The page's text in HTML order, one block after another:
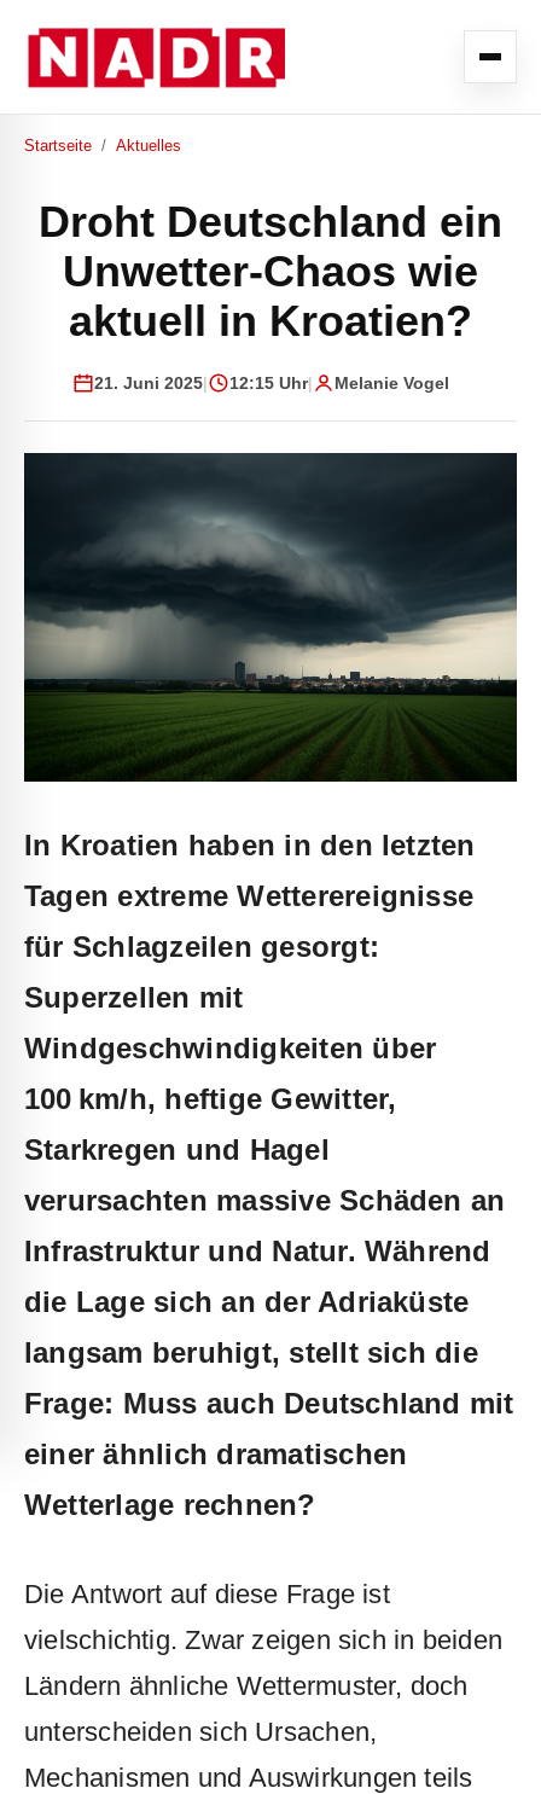
Startseite / Aktuelles
Droht Deutschland ein
Unwetter-Chaos wie
aktuell in Kroatien?
21. Juni 2025| 12:15 Uhr| Melanie Vogel
In Kroatien haben in den letzten
Tagen extreme Wetterereignisse
für Schlagzeilen gesorgt:
Superzellen mit
Windgeschwindigkeiten über
100 km/h, heftige Gewitter,
Starkregen und Hagel
verursachten massive Schäden an
Infrastruktur und Natur. Während
die Lage sich an der Adriaküste
langsam beruhigt, stellt sich die
Frage: Muss auch Deutschland mit
einer ähnlich dramatischen
Wetterlage rechnen?
Die Antwort auf diese Frage ist
vielschichtig. Zwar zeigen sich in beiden
Ländern ähnliche Wettermuster, doch
unterscheiden sich Ursachen,
Mechanismen und Auswirkungen teils